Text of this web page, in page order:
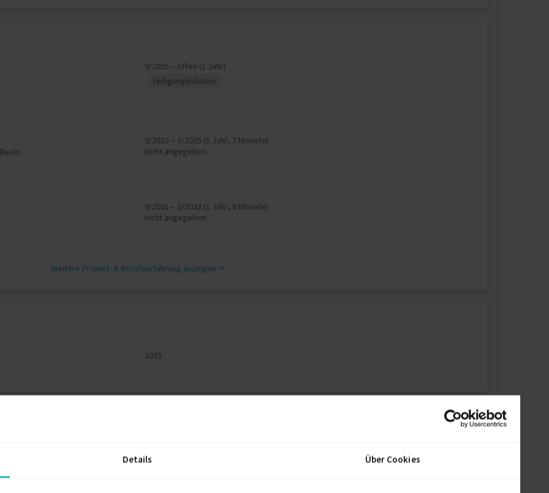
Details Über Cookies
9/2025 – offen (1 Jahr)
Fertigungsindustrie
9/2023 – 3/2025 (1 Jahr, 7 Monate)
nicht angegeben
9/2021 – 2/2023 (1 Jahr, 6 Monate)
nicht angegeben
Weitere Projekt‐ & Berufserfahrung anzeigen
2025
2019
Bremen